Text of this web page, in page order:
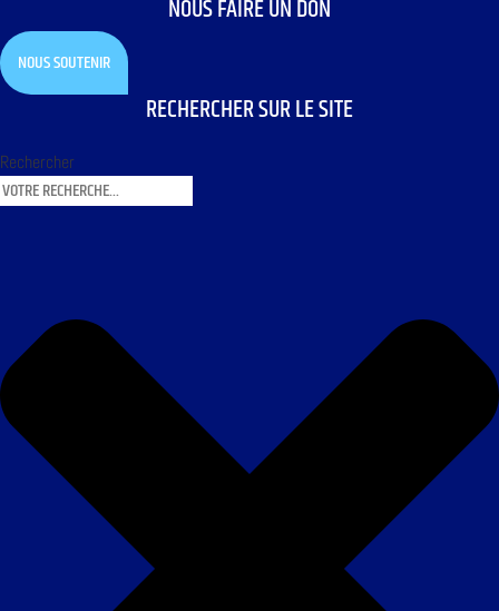
NOUS FAIRE UN DON
NOUS SOUTENIR
RECHERCHER SUR LE SITE
Rechercher